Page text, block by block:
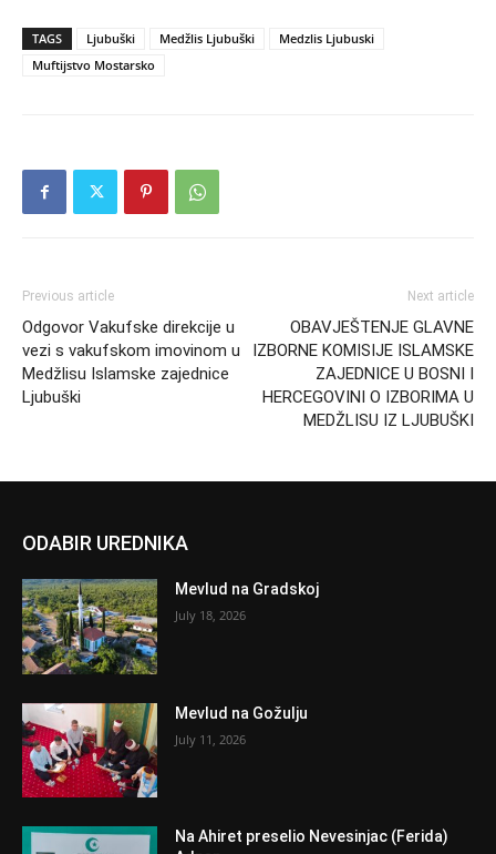
TAGS Ljubuški Medžlis Ljubuški
Medzlis Ljubuski
Muftijstvo Mostarsko
Previous article
Odgovor Vakufske direkcije u
vezi s vakufskom imovinom u
Medžlisu Islamske zajednice
Ljubuški
Next article
OBAVJEŠTENJE GLAVNE
IZBORNE KOMISIJE ISLAMSKE
ZAJEDNICE U BOSNI I
HERCEGOVINI O IZBORIMA U
MEDŽLISU IZ LJUBUŠKI
ODABIR UREDNIKA
Mevlud na Gradskoj
July 18, 2026
Mevlud na Gožulju
July 11, 2026
Na Ahiret preselio Nevesinjac (Ferida)